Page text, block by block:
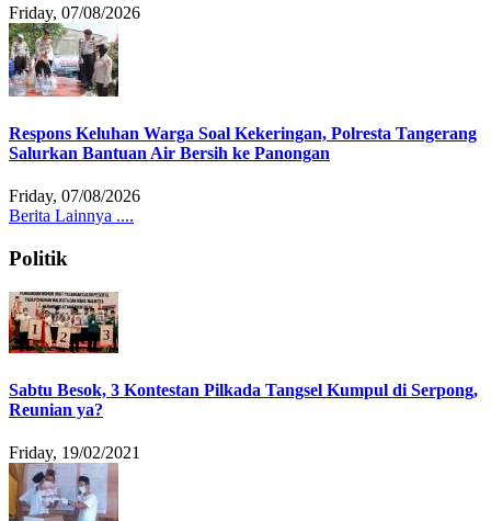
Friday, 07/08/2026
Respons Keluhan Warga Soal Kekeringan, Polresta Tangerang
Salurkan Bantuan Air Bersih ke Panongan
Friday, 07/08/2026
Berita Lainnya ....
Politik
Sabtu Besok, 3 Kontestan Pilkada Tangsel Kumpul di Serpong,
Reunian ya?
Friday, 19/02/2021